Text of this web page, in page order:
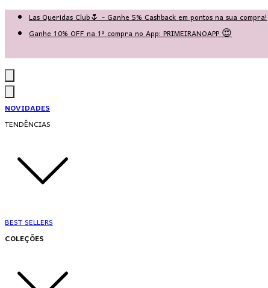
Las Queridas Club🌷 - Ganhe 5% Cashback em pontos na sua compra!
Ganhe 10% OFF na 1ª compra no App: PRIMEIRANOAPP 😍
NOVIDADES
TENDÊNCIAS
BEST SELLERS
COLEÇÕES